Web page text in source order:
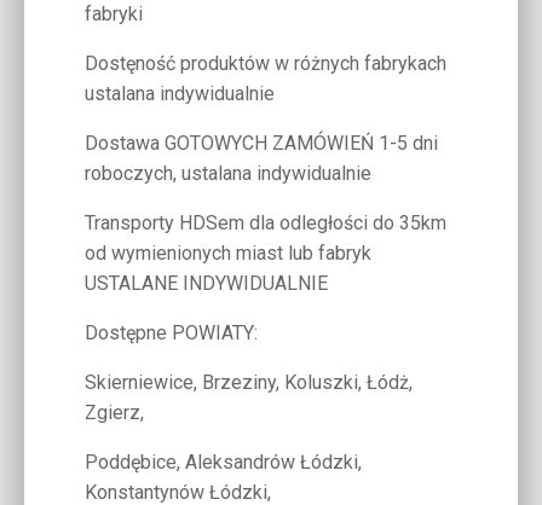
fabryki
Dostęność produktów w różnych fabrykach
ustalana indywidualnie
Dostawa GOTOWYCH ZAMÓWIEŃ 1-5 dni
roboczych, ustalana indywidualnie
Transporty HDSem dla odległości do 35km
od wymienionych miast lub fabryk
USTALANE INDYWIDUALNIE
Dostępne POWIATY:
Skierniewice, Brzeziny, Koluszki, Łódż,
Zgierz,
Poddębice, Aleksandrów Łódzki,
Konstantynów Łódzki,